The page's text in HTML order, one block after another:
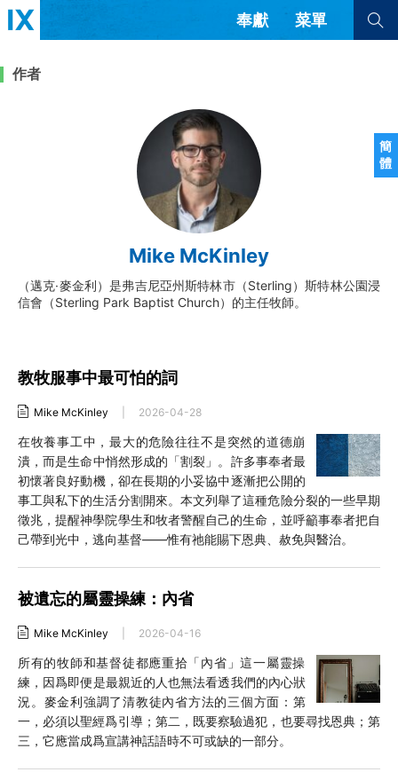
簡
體
奉獻 菜單
書評 訪談
解經式講道與神學
福音傳講與宣教 成員制與教會紀律
查看全部
查看全部
隱私條款
正體中文
西班牙語
葡萄牙語
俄語
烏茲別克語
达里语
波斯語
韓語
土耳其語
作者
Mike McKinley
（邁克·麥金利）是弗吉尼亞州斯特林市（Sterling）斯特林公園浸
信會（Sterling Park Baptist Church）的主任牧師。
教牧服事中最可怕的詞
Mike McKinley 2026-04-28
在牧養事工中，最大的危險往往不是突然的道德崩
潰，而是生命中悄然形成的「割裂」。許多事奉者最
初懷著良好動機，卻在長期的小妥協中逐漸把公開的
事工與私下的生活分割開來。本文列舉了這種危險分裂的一些早期
徵兆，提醒神學院學生和牧者警醒自己的生命，並呼籲事奉者把自
己帶到光中，逃向基督——惟有祂能賜下恩典、赦免與醫治。
被遺忘的屬靈操練：內省
Mike McKinley 2026-04-16
所有的牧師和基督徒都應重拾「內省」這一屬靈操
練，因爲即便是最親近的人也無法看透我們的內心狀
況。麥金利強調了清教徒內省方法的三個方面：第
一，必須以聖經爲引導；第二，既要察驗過犯，也要尋找恩典；第
三，它應當成爲宣講神話語時不可或缺的一部分。